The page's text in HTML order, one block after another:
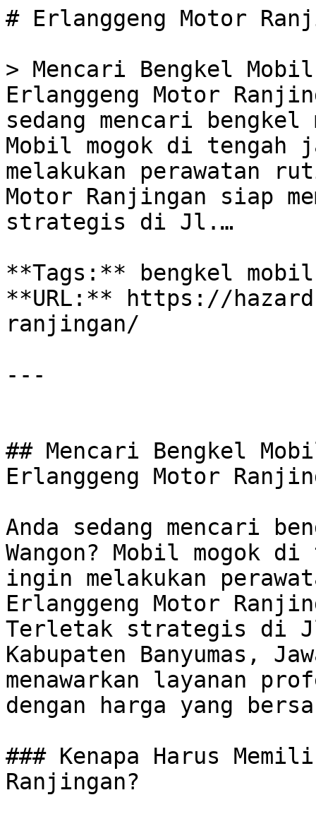
# Erlanggeng Motor
> Mencari Bengkel
Erlanggeng Motor
sedang mencari
Mobil mogok di tengah
melakukan perawatan
Motor Ranjingan siap
strategis di Jl.…
**Tags:** bengkel
**URL:** https://
ranjingan/
---
## Mencari Bengkel
Erlanggeng Motor
Anda sedang mencari
Wangon? Mobil mogok
ingin melakukan
Erlanggeng Motor
Terletak strategis di
Kabupaten Banyumas,
menawarkan layanan
dengan harga yang
### Kenapa Harus
Ranjingan?